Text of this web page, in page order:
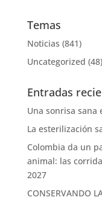
Temas
Noticias (841)
Uncategorized (48)
Entradas
Una sonrisa sana
La esterilización
Colombia da un
animal: las
2027
CONSERVANDO